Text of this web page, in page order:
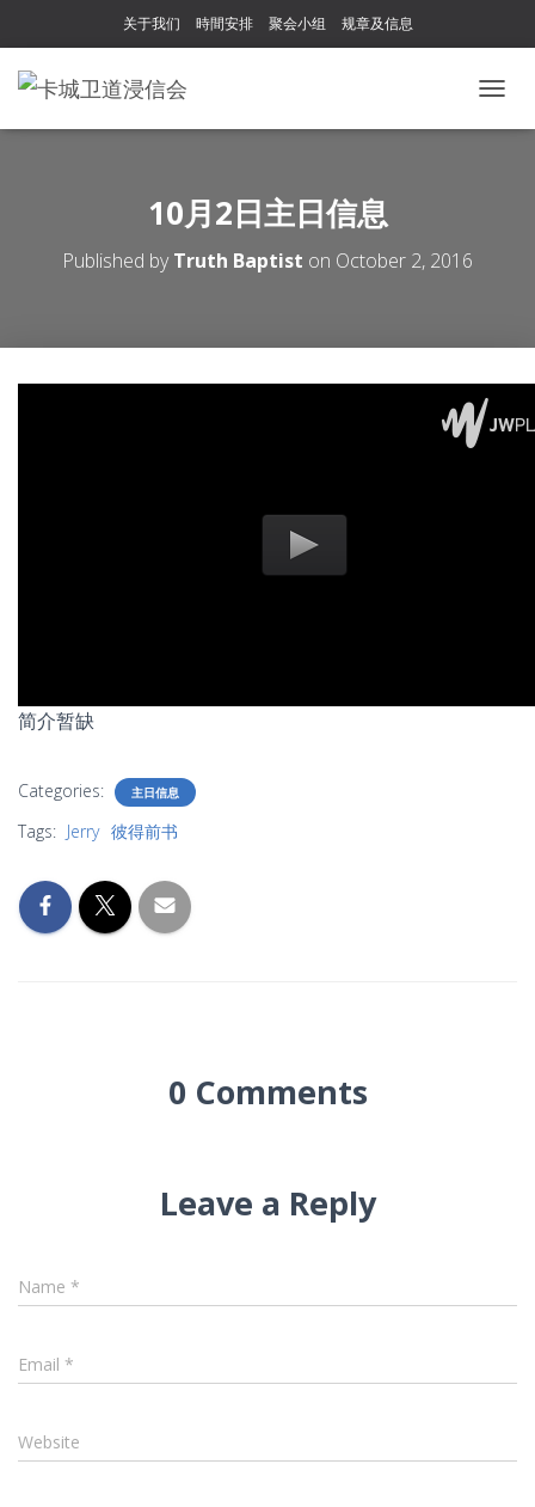
关于我们 時間安排 聚会小组 规章及信息
O
T
O
10月2日主日信息
Published byTruth Baptist on October 2, 2016
简介暂缺
Categories: 主日信息
Tags: Jerry 彼得前书
0 Comments
Leave a Reply
Name *
Email *
Website